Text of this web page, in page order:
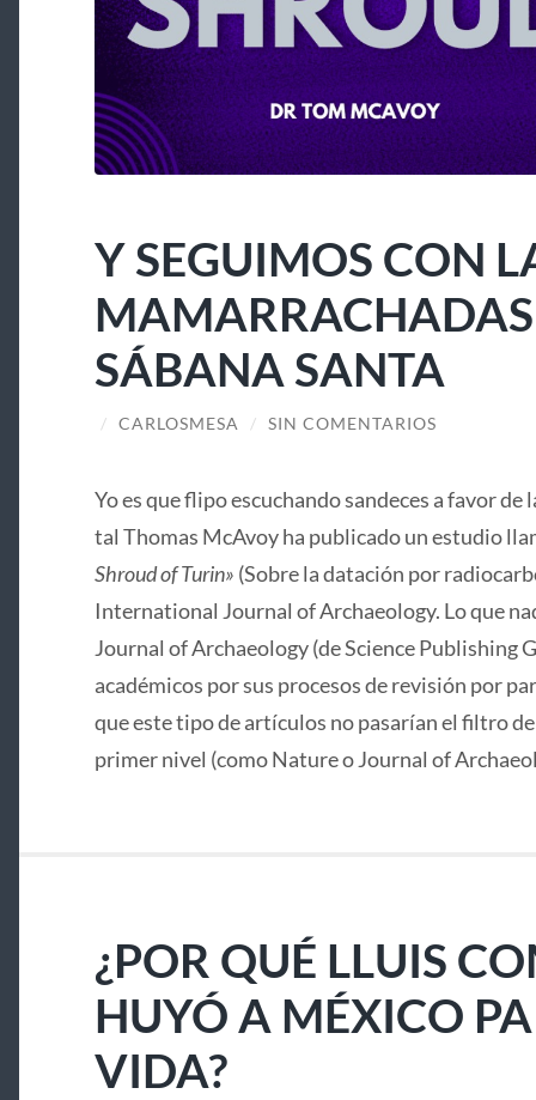
Y SEGUIMOS CON
SÁBANA SANTA
/ CARLOSMESA / SIN COMENTARIOS
Yo es que flipo escuchando sandeces a favor
tal Thomas McAvoy ha publicado un estudio
Shroud of Turin» (Sobre la datación por
International Journal of Archaeology. Lo que
Journal of Archaeology (de Science Publishing
académicos por sus procesos de revisión por
que este tipo de artículos no pasarían el filtro
primer nivel (como Nature o Journal of
¿POR QUÉ LLUIS
HUYÓ A MÉXICO
VIDA?